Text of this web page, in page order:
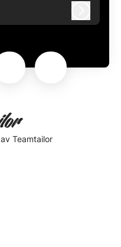
av Teamtailor